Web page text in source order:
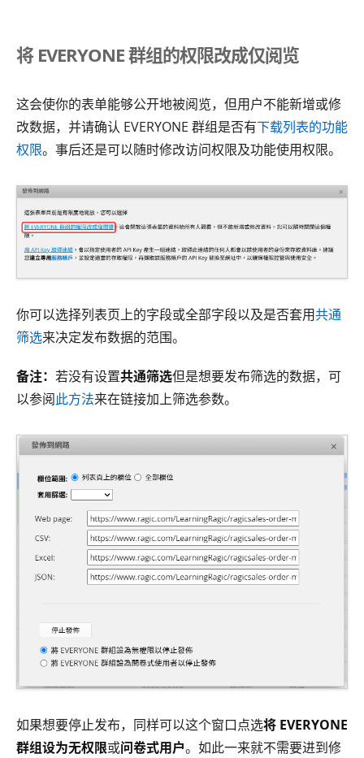
将 EVERYONE 群组的权限改成仅阅览
这会使你的表单能够公开地被阅览，但用户不能新增或修
改数据，并请确认 EVERYONE 群组是否有下载列表的功能
权限。事后还是可以随时修改访问权限及功能使用权限。
你可以选择列表页上的字段或全部字段以及是否套用共通
筛选来决定发布数据的范围。
备注： 若没有设置共通筛选但是想要发布筛选的数据，可
以参阅此方法来在链接加上筛选参数。
如果想要停止发布，同样可以这个窗口点选将 EVERYONE
群组设为无权限或问卷式用户。如此一来就不需要进到修